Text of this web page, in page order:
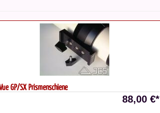
GP/SX Prismenschiene
88,00 €*